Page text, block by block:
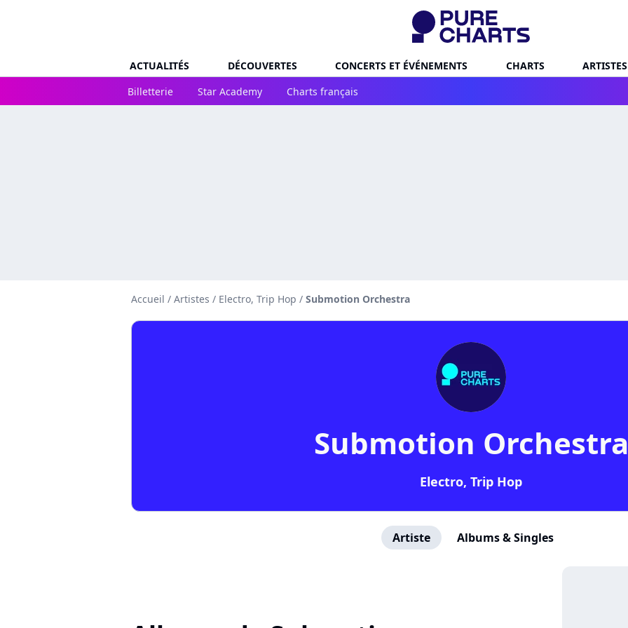
ACTUALITÉS DÉCOUVERTES CONCERTS ET ÉVÉNEMENTS CHARTS
ARTISTES
Billetterie
Star Academy Charts français
Accueil / Artistes / Electro, Trip Hop / Submotion Orchestra
Submotion Orchestra
Electro, Trip Hop
Artiste Albums & Singles